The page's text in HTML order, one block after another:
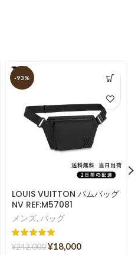
-93%
LOUIS VUITTON バムバッグ
NV REF:M57081
メンズ, バッグ
¥242,000¥18,000